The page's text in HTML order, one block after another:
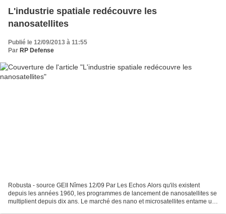
L'industrie spatiale redécouvre les
nanosatellites
Publié le 12/09/2013 à 11:55
Par RP Defense
Robusta - source GEII Nîmes 12/09 Par Les Echos Alors qu'ils existent
depuis les années 1960, les programmes de lancement de nanosatellites se
multiplient depuis dix ans. Le marché des nano et microsatellites entame un